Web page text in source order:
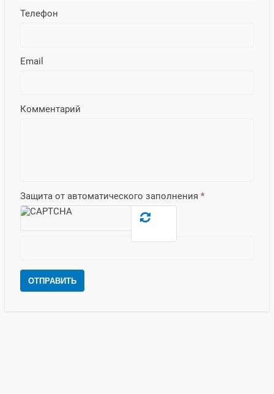
Телефон
Email
Комментарий
Защита от автоматического заполнения *
ОТПРАВИТЬ